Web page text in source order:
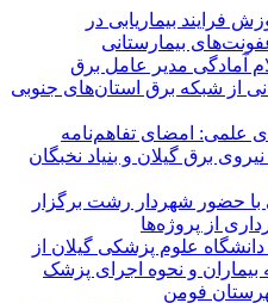
فرایند بیماریابی در
بیمارستانی
آمادگی مدیر عامل برق
از شبكه برق استان‌های جنوبی
علمی: امضای تفاهم‌نامه
برق گیلان و بنیاد نخبگان
حضور شهردار رشت برگزار
از پروژه‌ها
علوم پزشکی گیلان از
بیماران و نحوه اجرای پزشک
فومن